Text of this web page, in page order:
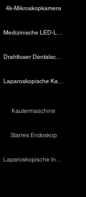
4k-Mikroskopkamera
Medizinische LED-Lichtquelle
Drahtloser Dentalscheinwerfer
Laparoskopische Kamera
Kautermaschine
Starres Endoskop